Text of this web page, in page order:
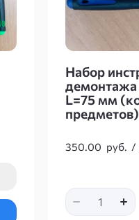
Набор
демонтажа
L=75 мм
предметов)
350.00 руб. /